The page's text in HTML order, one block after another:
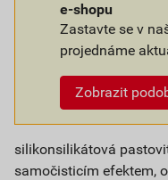
e-shopu
Zastavte se v
projednáme
Zobrazit
silikonsilikátová
samočisticím efektem,